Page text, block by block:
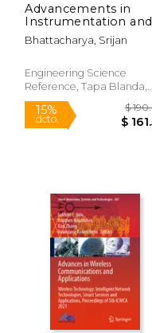
Advancements in
Instrumentation and
Control in Applied
System Applications
Bhattacharya, Srijan
Engineering Science
Reference, Tapa Blanda,
Nuevo
15%